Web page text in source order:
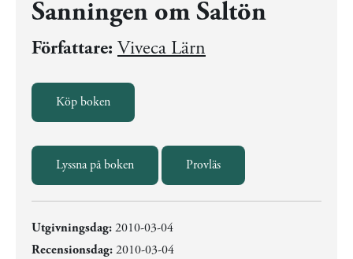
Sanningen om Saltön
Författare: Viveca Lärn
Köp boken
Lyssna på boken Provläs
Utgivningsdag:2010-03-04
Recensionsdag:2010-03-04